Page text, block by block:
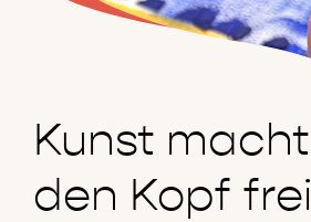
Kunst macht
den Kopf frei
Finde deinen
eigenen